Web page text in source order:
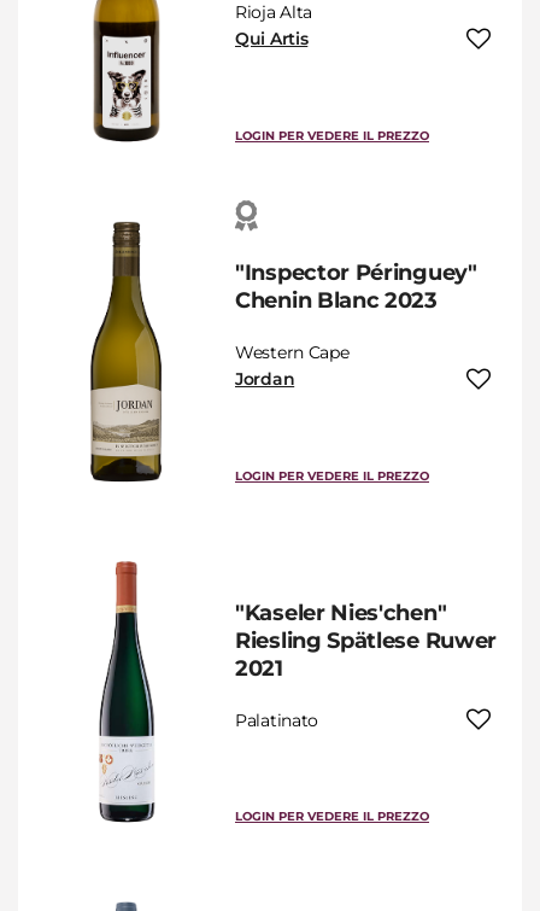
Rioja Alta
Qui Artis
LOGIN PER VEDERE IL PREZZO
"Inspector Péringuey"
Chenin Blanc 2023
Western Cape
Jordan
LOGIN PER VEDERE IL PREZZO
"Kaseler Nies'chen"
Riesling Spätlese Ruwer
2021
Palatinato
LOGIN PER VEDERE IL PREZZO